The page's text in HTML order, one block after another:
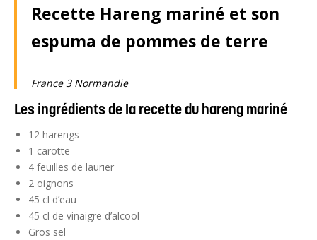
Recette Hareng mariné et son
espuma de pommes de terre
France 3 Normandie
Les ingrédients de la recette du hareng mariné
12 harengs
1 carotte
4 feuilles de laurier
2 oignons
45 cl d’eau
45 cl de vinaigre d’alcool
Gros sel